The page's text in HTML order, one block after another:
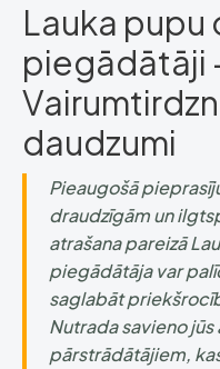
Lauka
piegādātāji
daudzumi
Pieaugošā
draudzīgām un
atrašana pareizā
piegādātāja var
saglabāt
Nutrada savieno
pārstrādātājiem,